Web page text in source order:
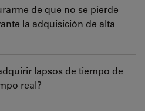
de que no se pierde
la adquisición de alta
lapsos de tiempo de
real?